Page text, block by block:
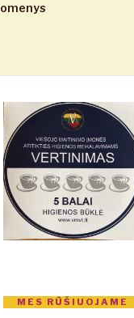
MES RŪŠIUOJAME